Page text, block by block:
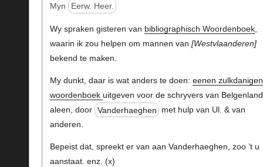
Myn Eerw. Heer.
Wy spraken gisteren van bibliographisch Woordenboek,
waarin ik zou helpen om mannen van Westvlaanderen
bekend te maken.
My dunkt, daar is wat anders te doen: eenen zulkdanigen
woordenboek uitgeven voor de schryvers van Belgenland
aleen, door Vanderhaeghen
met hulp van Ul. & van
anderen.
Bepeist dat, spreekt er van aan Vanderhaeghen, zoo ’t u
aanstaat. enz. (x)